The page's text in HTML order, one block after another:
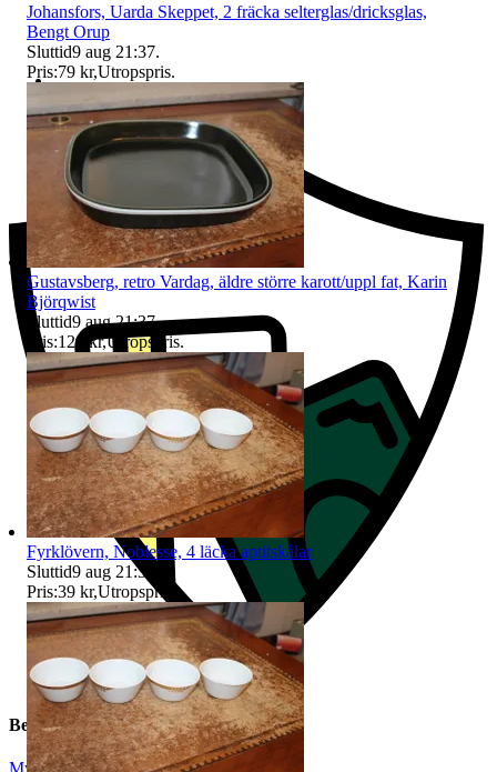
Ersättning om du inte får din vara
Beskrivning
Johansfors, Uarda Skeppet, 2 fräcka selterglas/dricksglas,
Bengt Orup
Sluttid9 aug 21:37.
Pris:79 kr,Utropspris.
Gustavsberg, retro Vardag, äldre större karott/uppl fat, Karin
Björqwist
Sluttid9 aug 21:37.
Pris:129 kr,Utropspris.
Fyrklövern, Noblesse, 4 läcka aptitskålar
Sluttid9 aug 21:37
Pris:39 kr,Utropspris